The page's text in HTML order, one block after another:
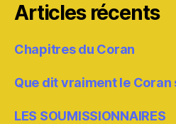
Articles récents
Chapitres du Coran
Que dit vraiment le Coran
LES SOUMISSIONNAIRES